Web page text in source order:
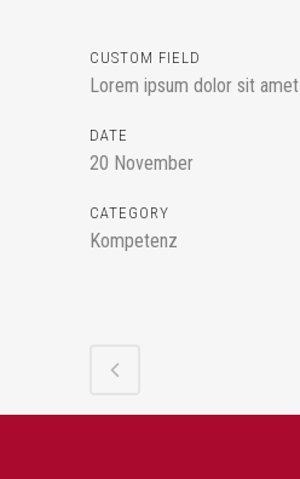
CUSTOM FIELD
Lorem ipsum dolor sit amet
DATE
20 November
CATEGORY
Kompetenz